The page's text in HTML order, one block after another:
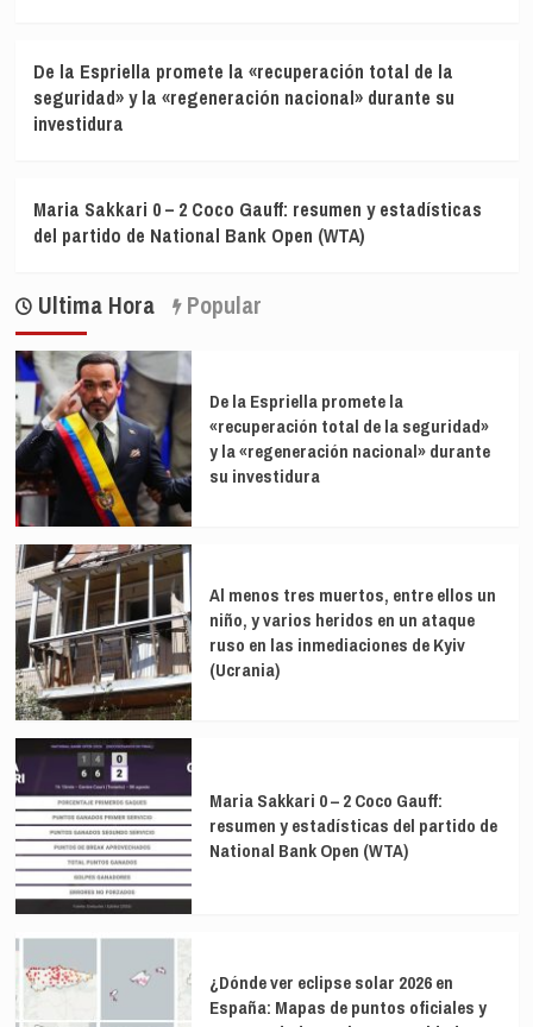
De la Espriella promete la «recuperación total de la
seguridad» y la «regeneración nacional» durante su
investidura
Maria Sakkari 0 – 2 Coco Gauff: resumen y estadísticas
del partido de National Bank Open (WTA)
Ultima Hora Popular
De la Espriella promete la
«recuperación total de la seguridad»
y la «regeneración nacional» durante
su investidura
Al menos tres muertos, entre ellos un
niño, y varios heridos en un ataque
ruso en las inmediaciones de Kyiv
(Ucrania)
Maria Sakkari 0 – 2 Coco Gauff:
resumen y estadísticas del partido de
National Bank Open (WTA)
¿Dónde ver eclipse solar 2026 en
España: Mapas de puntos oficiales y